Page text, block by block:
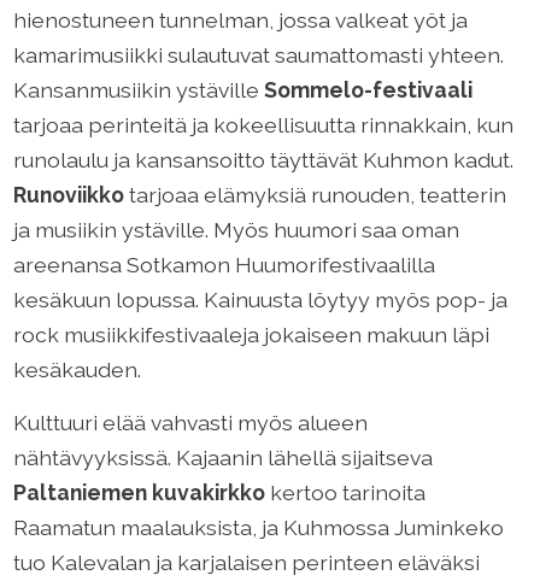
hienostuneen tunnelman, jossa valkeat yöt ja
kamarimusiikki sulautuvat saumattomasti yhteen.
Kansanmusiikin ystäville Sommelo-festivaali
tarjoaa perinteitä ja kokeellisuutta rinnakkain, kun
runolaulu ja kansansoitto täyttävät Kuhmon kadut.
Runoviikkotarjoaa elämyksiä runouden, teatterin
ja musiikin ystäville. Myös huumori saa oman
areenansa Sotkamon Huumorifestivaalilla
kesäkuun lopussa. Kainuusta löytyy myös pop- ja
rock musiikkifestivaaleja jokaiseen makuun läpi
kesäkauden.
Kulttuuri elää vahvasti myös alueen
nähtävyyksissä. Kajaanin lähellä sijaitseva
Paltaniemen kuvakirkko kertoo tarinoita
Raamatun maalauksista, ja Kuhmossa Juminkeko
tuo Kalevalan ja karjalaisen perinteen eläväksi